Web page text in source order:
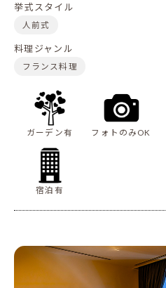
挙式スタイル
人前式
料理ジャンル
フランス料理
ガーデン有 フォトのみOK
宿泊有